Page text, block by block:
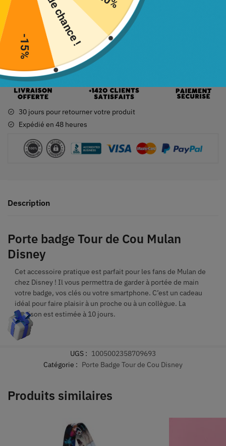
Ajouter au panier
30 jours pour retourner votre produit
Expédié en 48 heures
Description
Porte badge Tour de Cou Mulan
Disney
Cet accessoire pratique est parfait pour les fans de Mulan de
chez Disney ! Il vous permettra de garder à portée de main
votre badge, vos clés ou votre smartphone. C’est un cadeau
idéal pour faire plaisir à un proche ou à un collègue. La
livraison est estimée à 10 jours.
UGS : 1005002358709693
Catégorie : Porte Badge Tour de Cou Disney
Produits similaires
-15%